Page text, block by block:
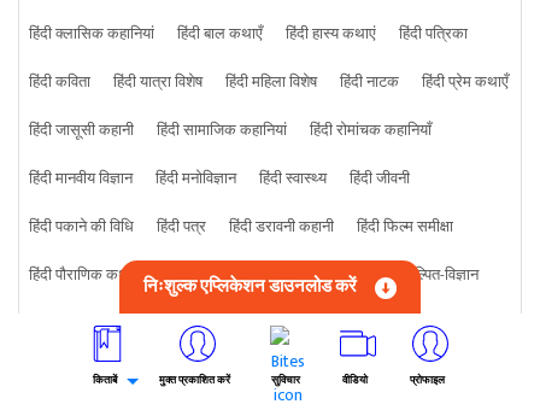
हिंदी क्लासिक कहानियां
हिंदी बाल कथाएँ हिंदी हास्य कथाएं
हिंदी पत्रिका
हिंदी कविता
हिंदी यात्रा विशेष हिंदी महिला विशेष हिंदी नाटक
हिंदी प्रेम कथाएँ
हिंदी जासूसी कहानी
हिंदी सामाजिक कहानियां
हिंदी रोमांचक कहानियाँ
हिंदी मानवीय विज्ञान
हिंदी मनोविज्ञान हिंदी स्वास्थ्य
हिंदी जीवनी
हिंदी पकाने की विधि
हिंदी पत्र हिंदी डरावनी कहानी
हिंदी फिल्म समीक्षा
हिंदी पौराणिक कथा
हिंदी पुस्तक समीक्षाएं हिंदी थ्रिलर
हिंदी कल्पित-विज्ञान
हिंदी खेल हिंदी जानवरों हिंदी ज्योतिष शास्त्र
हिंदी विज्ञान
हिंदी कुछ भी
हिंदी क्राइम कहानी
निःशुल्क एप्लिकेशन डाउनलोड करें
किताबें मुक्त प्रकाशित करें सुविचार वीडियो प्रोफाइल